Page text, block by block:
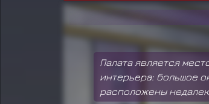
Палата является
интерьера: большое
расположены